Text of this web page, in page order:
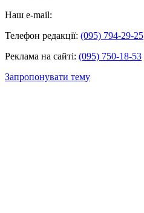
Наш e-mail:
Телефон редакції: (095) 794-29-25
Реклама на сайті: (095) 750-18-53
Запропонувати тему